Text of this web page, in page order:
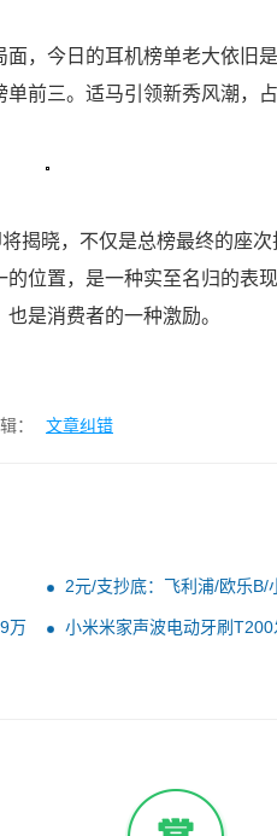
，今日的耳机榜单老大依旧
前三。适马引领新秀风潮，占
揭晓，不仅是总榜最终的座次
位置，是一种实至名归的表
是消费者的一种激励。
： 文章纠错
2元/支抄底：飞利浦/欧乐B/
万
小米米家声波电动牙刷